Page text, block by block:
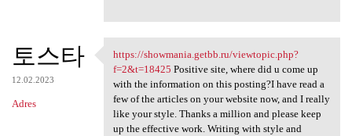
토스타
12.02.2023
Adres
https://showmania.getbb.ru
https://showmania.getbb.ru/viewtopic.php?
f=2&t=18425 Positive site, where did u come up
with the information on this posting?I have read a
few of the articles on your website now, and I really
like your style. Thanks a million and please keep
up the effective work. Writing with style and